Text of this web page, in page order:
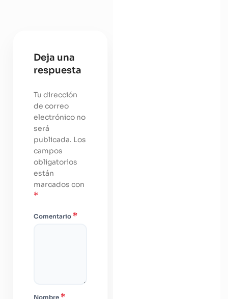
Deja una
respuesta
Tu dirección
de correo
electrónico no
será
publicada. Los
campos
obligatorios
están
marcados con
*
Comentario *
Nombre *